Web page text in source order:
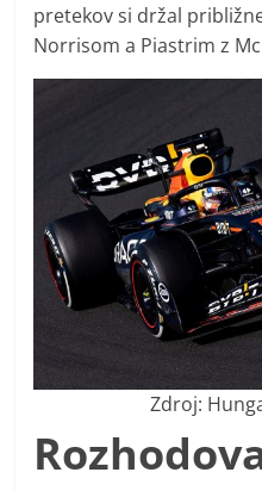
pretekov si držal
Norrisom a Piastrim z
Zdroj: